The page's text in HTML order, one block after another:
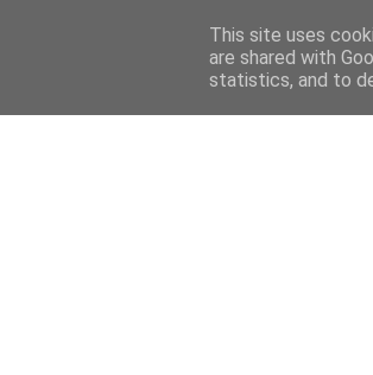
This site uses
are shared with
statistics, and to